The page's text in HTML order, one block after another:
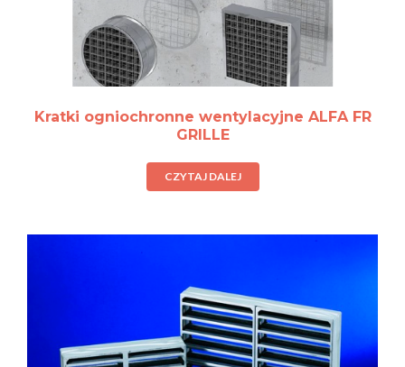
Kratki ogniochronne wentylacyjne ALFA FR
GRILLE
CZYTAJ DALEJ